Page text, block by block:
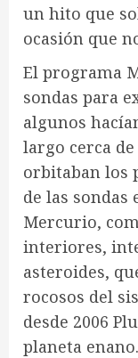
un hito que
ocasión que
El programa
sondas para
algunos
largo cerca
orbitaban los
de las sondas
Mercurio,
interiores,
asteroides,
rocosos del
desde 2006
planeta enano.